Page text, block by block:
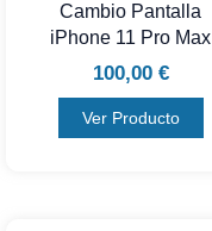
Cambio Pantalla
iPhone 11 Pro Max
100,00 €
Ver Producto